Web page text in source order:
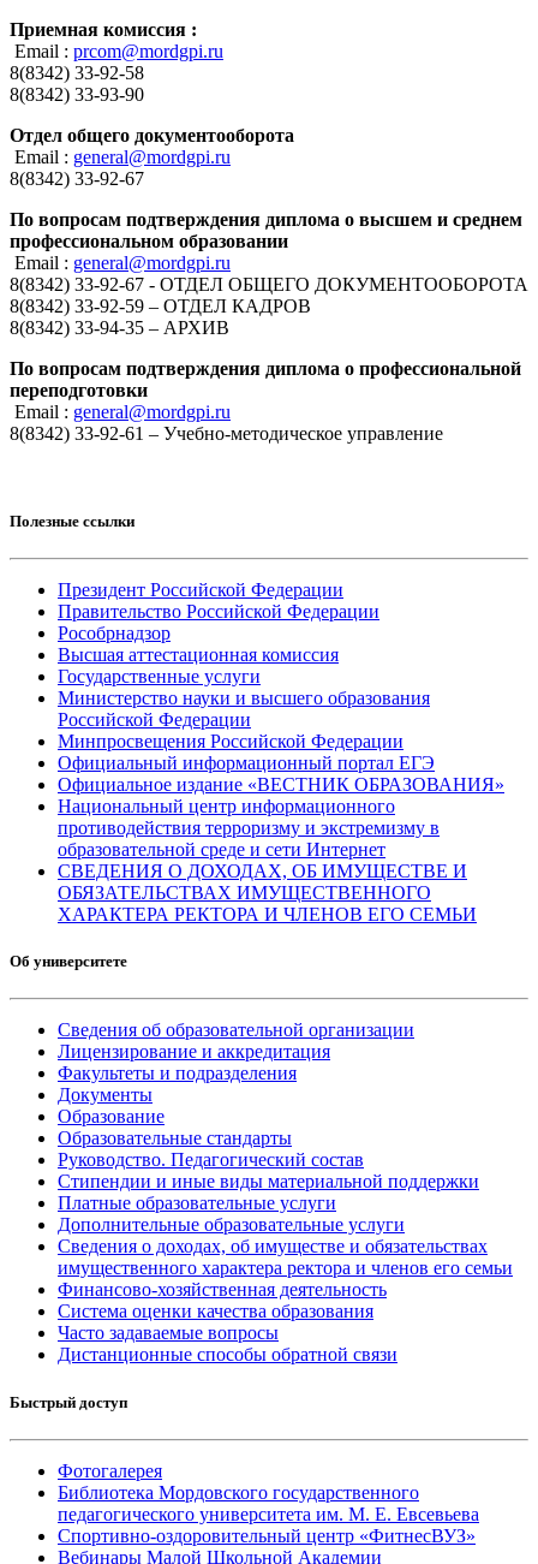
Приемная комиссия :
Email : prcom@mordgpi.ru
8(8342) 33-92-58
8(8342) 33-93-90
Отдел общего документооборота
Email : general@mordgpi.ru
8(8342) 33-92-67
По вопросам подтверждения диплома о высшем и среднем
профессиональном образовании
Email : general@mordgpi.ru
8(8342) 33-92-67 - ОТДЕЛ ОБЩЕГО ДОКУМЕНТООБОРОТА
8(8342) 33-92-59 – ОТДЕЛ КАДРОВ
8(8342) 33-94-35 – АРХИВ
По вопросам подтверждения диплома о профессиональной
переподготовки
Email : general@mordgpi.ru
8(8342) 33-92-61 – Учебно-методическое управление
Полезные ссылки
Президент Российской Федерации
Правительство Российской Федерации
Рособрнадзор
Высшая аттестационная комиссия
Государственные услуги
Министерство науки и высшего образования
Российской Федерации
Минпросвещения Российской Федерации
Официальный информационный портал ЕГЭ
Официальное издание «ВЕСТНИК ОБРАЗОВАНИЯ»
Национальный центр информационного
противодействия терроризму и экстремизму в
образовательной среде и сети Интернет
СВЕДЕНИЯ О ДОХОДАХ, ОБ ИМУЩЕСТВЕ И
ОБЯЗАТЕЛЬСТВАХ ИМУЩЕСТВЕННОГО
ХАРАКТЕРА РЕКТОРА И ЧЛЕНОВ ЕГО СЕМЬИ
Об университете
Сведения об образовательной организации
Лицензирование и аккредитация
Факультеты и подразделения
Документы
Образование
Образовательные стандарты
Руководство. Педагогический состав
Стипендии и иные виды материальной поддержки
Платные образовательные услуги
Дополнительные образовательные услуги
Сведения о доходах, об имуществе и обязательствах
имущественного характера ректора и членов его семьи
Финансово-хозяйственная деятельность
Система оценки качества образования
Часто задаваемые вопросы
Дистанционные способы обратной связи
Быстрый доступ
Фотогалерея
Библиотека Мордовского государственного
педагогического университета им. М. Е. Евсевьева
Спортивно-оздоровительный центр «ФитнесВУЗ»
Вебинары Малой Школьной Академии